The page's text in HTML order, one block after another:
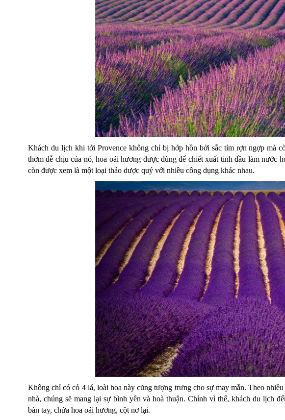
Khách du lịch khi tới Provence không chỉ bị hớp hồn bởi sắc tím rợn ngợp mà
thơm dễ chịu của nó, hoa oải hương được dùng để chiết xuất tinh dầu làm nước
còn được xem là một loại thảo dược quý với nhiều công dụng khác nhau.
Không chỉ có cỏ 4 lá, loài hoa này cũng tượng trưng cho sự may mắn. Theo
nhà, chúng sẽ mang lại sự bình yên và hoà thuận. Chính vì thế, khách du lịch
bàn tay, chứa hoa oải hương, cột nơ lại.